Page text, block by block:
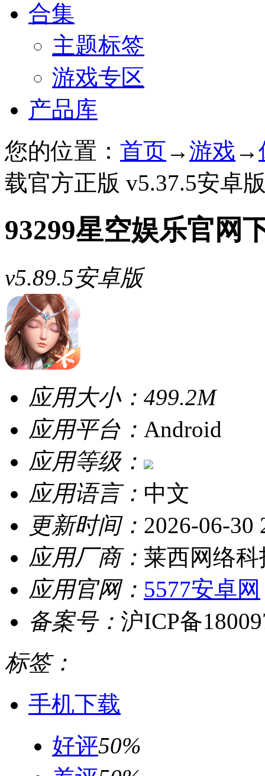
合集
主题标签
游戏专区
产品库
您的位置： 首页 →游戏 →
载官方正版 v5.37.5安卓
93299星空娱乐官网
v5.89.5安卓版
应用大小： 499.2M
应用平台： Android
应用等级：
应用语言： 中文
更新时间： 2026-06-30
应用厂商： 莱西网络
应用官网： 5577安卓网
备案号： 沪ICP备
标签：
手机下载
好评50%